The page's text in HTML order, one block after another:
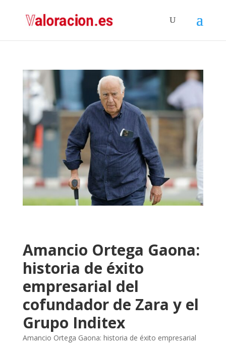
Amancio Ortega Gaona:
historia de éxito
empresarial del
cofundador de Zara y el
Grupo Inditex
Amancio Ortega Gaona: historia de éxito empresarial